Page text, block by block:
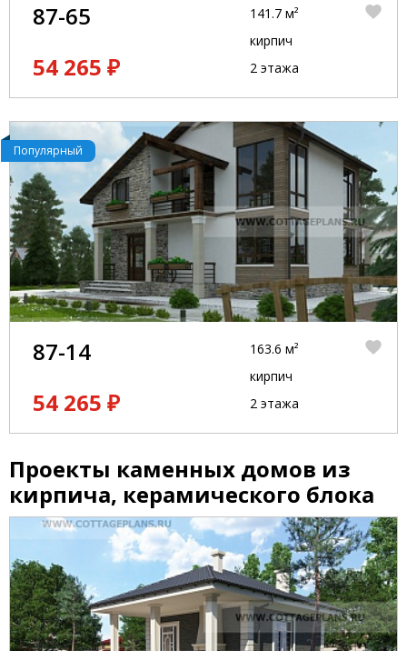
87-65
54 265 ₽
141.7 м²
кирпич
2 этажа
Популярный
87-14
54 265 ₽
163.6 м²
кирпич
2 этажа
Проекты каменных домов из
кирпича, керамического блока